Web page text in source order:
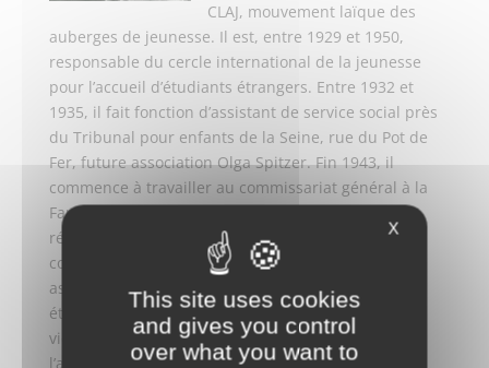
CLAJ, mouvement laïque des
auberges de jeunesse. Il est, entre 1929 et 1950,
responsable du cercle international de la jeunesse
pour l’accueil d’étudiants étrangers. Entre 1932 et
1935, il fait fonction d’assistant de service social près
du Tribunal pour enfants de la Seine, rue du Pot de
Fer, future association Olga Spitzer. Fin 1943, il
commence à travailler au commissariat général à la
Famille et est nommé à Lille en tant que délégué
régional adjoint. En 1945 il est nommé à Paris
comme inspecteur à la Population. En 1946-1947, il
assure la direction du Chalet international des
étudiants de Combloux, destiné aux étudiants
victimes de la guerre. En 1947, retour à
l’administration de la Santé Publique qu’il ne
X
This site uses cookies
and gives you control
over what you want to